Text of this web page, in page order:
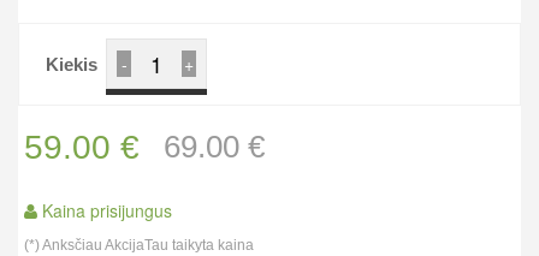
Kiekis - +
59.00 €
Kaina prisijungus
69.00 €
(*) Anksčiau AkcijaTau taikyta kaina